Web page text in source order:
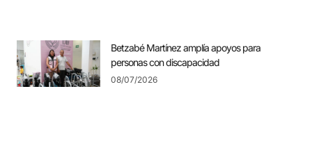
Betzabé Martínez amplía apoyos para
personas con discapacidad
08/07/2026